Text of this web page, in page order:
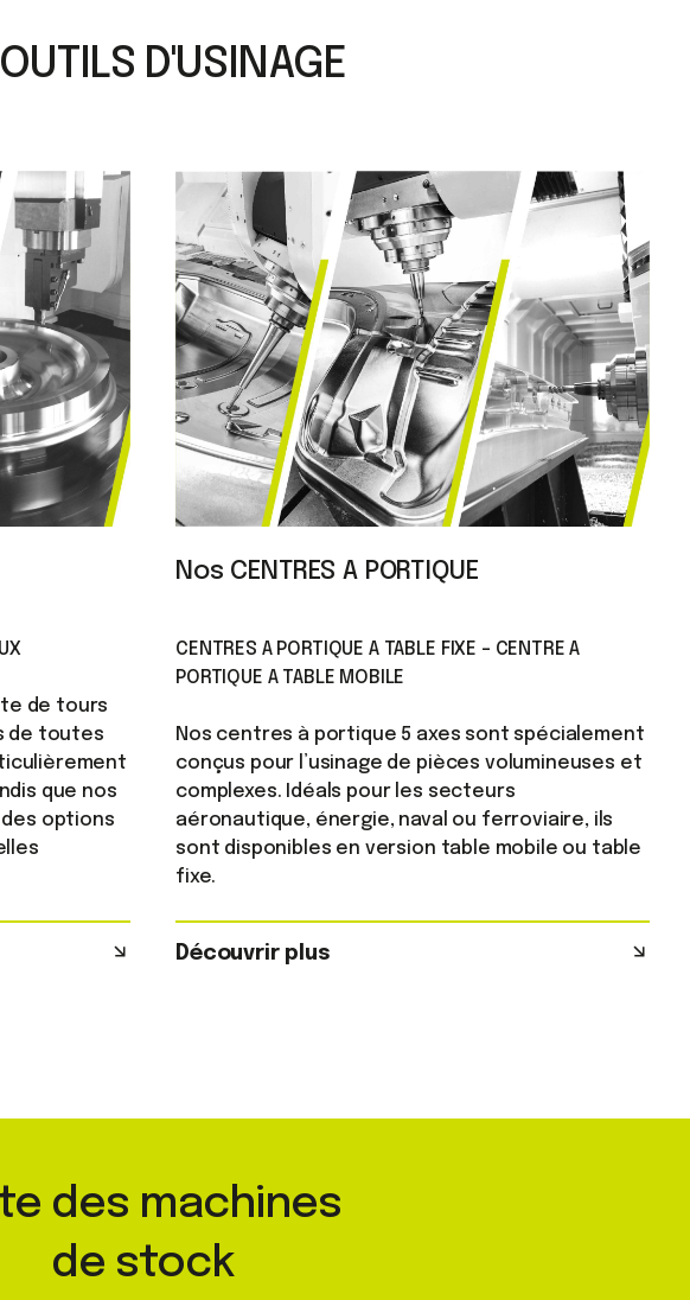
D'USINAGE
de tours
de toutes
que nos
options
Nos CENTRES A PORTIQUE
CENTRES A PORTIQUE A TABLE FIXE - CENTRE A
PORTIQUE A TABLE MOBILE
Nos centres à portique 5 axes sont spécialement
conçus pour l’usinage de pièces volumineuses et
complexes. Idéals pour les secteurs
aéronautique, énergie, naval ou ferroviaire, ils
sont disponibles en version table mobile ou table
fixe.
Découvrir plus
des machines
de stock